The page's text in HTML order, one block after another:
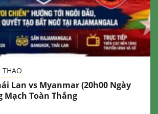
Lan vs Myanmar (20h00 Ngày
Mạch Toàn Thắng